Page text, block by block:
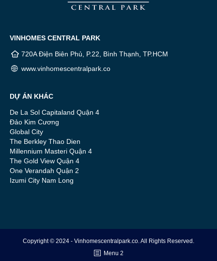
VINHOMES CENTRAL PARK
720A Điện Biên Phủ, P.22, Bình Thạnh, TP.HCM
www.vinhomescentralpark.co
DỰ ÁN KHÁC
De La Sol Capitaland Quận 4
Đảo Kim Cương
Global City
The Berkley Thao Dien
Millennium Masteri Quận 4
The Gold View Quận 4
One Verandah Quận 2
Izumi City Nam Long
Copyright © 2024 - Vinhomescentralpark.co. All Rights Reserved.
Menu 2